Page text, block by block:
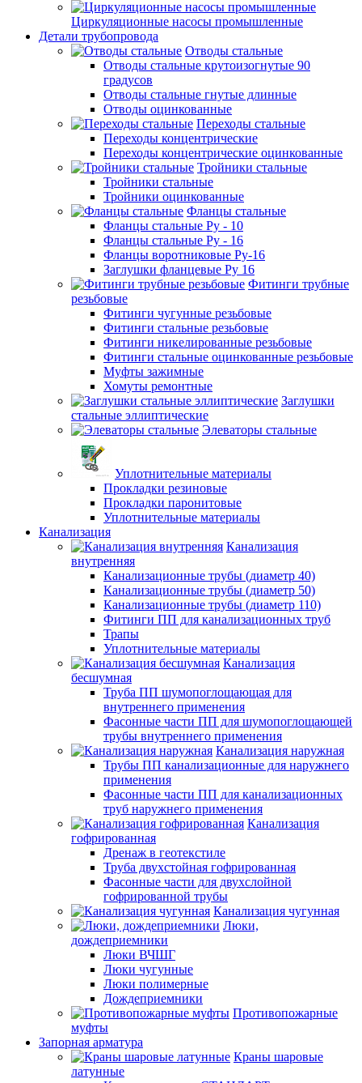
Циркуляционные насосы промышленные
Детали трубопровода
Отводы стальные
Отводы стальные крутоизогнутые 90
градусов
Отводы стальные гнутые длинные
Отводы оцинкованные
Переходы стальные
Переходы концентрические
Переходы концентрические оцинкованные
Тройники стальные
Тройники стальные
Тройники оцинкованные
Фланцы стальные
Фланцы стальные Ру - 10
Фланцы стальные Ру - 16
Фланцы воротниковые Ру-16
Заглушки фланцевые Ру 16
Фитинги трубные
резьбовые
Фитинги чугунные резьбовые
Фитинги стальные резьбовые
Фитинги никелированные резьбовые
Фитинги стальные оцинкованные резьбовые
Муфты зажимные
Хомуты ремонтные
Заглушки
стальные эллиптические
Элеваторы стальные
Уплотнительные материалы
Прокладки резиновые
Прокладки паронитовые
Уплотнительные материалы
Канализация
Канализация
внутренняя
Канализационные трубы (диаметр 40)
Канализационные трубы (диаметр 50)
Канализационные трубы (диаметр 110)
Фитинги ПП для канализационных труб
Трапы
Уплотнительные материалы
Канализация
бесшумная
Труба ПП шумопоглощающая для
внутреннего применения
Фасонные части ПП для шумопоглощающей
трубы внутреннего применения
Канализация наружная
Трубы ПП канализационные для наружнего
применения
Фасонные части ПП для канализационных
труб наружнего применения
Канализация
гофрированная
Дренаж в геотекстиле
Труба двухстойная гофрированная
Фасонные части для двухслойной
гофрированной трубы
Канализация чугунная
Люки,
дождеприемники
Люки ВЧШГ
Люки чугунные
Люки полимерные
Дождеприемники
Противопожарные
муфты
Запорная арматура
Краны шаровые
латунные